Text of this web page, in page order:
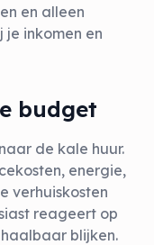
en alleen
inkomen en
budget
de kale huur.
energie,
verhuiskosten
reageert op
blijken.